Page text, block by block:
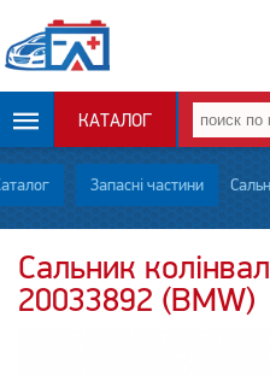
КАТАЛОГ
ОПЛАТА И
ДОСТАВКА
НОВОСТИ
Запасні частини
Сальник
20033892 (BMW)